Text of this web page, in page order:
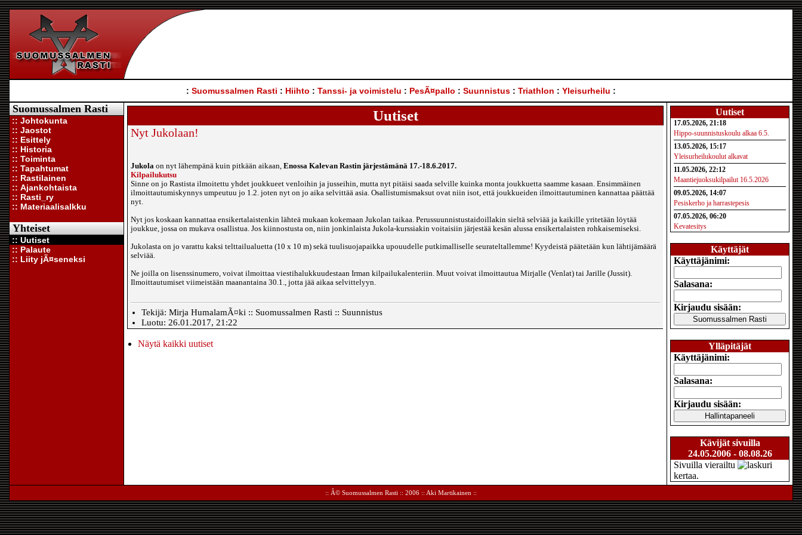
: Suomussalmen Rasti : Hiihto : Tanssi- ja voimistelu : PesÃ¤pallo : Suunnistus : Triathlon : Yleisurheilu :
Suomussalmen Rasti
:: Johtokunta
:: Jaostot
:: Esittely
:: Historia
:: Toiminta
:: Tapahtumat
:: Rastilainen
:: Ajankohtaista
:: Rasti_ry
:: Materiaalisalkku
Yhteiset
:: Uutiset
:: Palaute
:: Liity jÃ¤seneksi
Uutiset
Nyt Jukolaan!
Jukola on nyt lähempänä kuin pitkään aikaan, Enossa Kalevan Rastin järjestämänä 17.-18.6.2017.
Kilpailukutsu
Sinne on jo Rastista ilmoitettu yhdet joukkueet venloihin ja jusseihin, mutta nyt pitäisi saada selville kuinka monta joukkuetta saamme kasaan. Ensimmäinen
ilmoittautumiskynnys umpeutuu jo 1.2. joten nyt on jo aika selvittää asia. Osallistumismaksut ovat niin isot, että joukkueiden ilmoittautuminen kannattaa päättää
nyt.
Nyt jos koskaan kannattaa ensikertalaistenkin lähteä mukaan kokemaan Jukolan taikaa. Perussuunnistustaidoillakin sieltä selviää ja kaikille yritetään löytää
joukkue, jossa on mukava osallistua. Jos kiinnostusta on, niin jonkinlaista Jukola-kurssiakin voitaisiin järjestää kesän alussa ensikertalaisten rohkaisemiseksi.
Jukolasta on jo varattu kaksi telttailualuetta (10 x 10 m) sekä tuulisuojapaikka upouudelle putkimalliselle seurateltallemme! Kyydeistä päätetään kun lähtijämäärä
selviää.
Ne joilla on lisenssinumero, voivat ilmoittaa viestihalukkuudestaan Irman kilpailukalenteriin. Muut voivat ilmoittautua Mirjalle (Venlat) tai Jarille (Jussit).
Ilmoittautumiset viimeistään maanantaina 30.1., jotta jää aikaa selvittelyyn.
Tekijä: Mirja HumalamÃ¤ki :: Suomussalmen Rasti :: Suunnistus
Luotu: 26.01.2017, 21:22
Näytä kaikki uutiset
Uutiset
17.05.2026, 21:18
Hippo-suunnistuskoulu alkaa 6.5.
13.05.2026, 15:17
Yleisurheilukoulut alkavat
11.05.2026, 22:12
Maantiejuoksukilpailut 16.5.2026
09.05.2026, 14:07
Pesiskerho ja harrastepesis
07.05.2026, 06:20
Kevatesitys
Käyttäjät
Käyttäjänimi:
Salasana:
Kirjaudu sisään:
Ylläpitäjät
Käyttäjänimi:
Salasana:
Kirjaudu sisään:
Kävijät sivuilla
24.05.2006 - 08.08.26
Sivuilla vierailtu
kertaa.
:: Â© Suomussalmen Rasti :: 2006 :: Aki Martikainen ::